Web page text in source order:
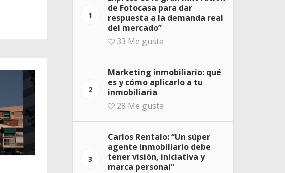
1
de Fotocasa para dar
respuesta a la demanda real
del mercado”
33 Me gusta
2
Marketing inmobiliario: qué
es y cómo aplicarlo a tu
inmobiliaria
28 Me gusta
3
Carlos Rentalo: “Un súper
agente inmobiliario debe
tener visión, iniciativa y
marca personal”